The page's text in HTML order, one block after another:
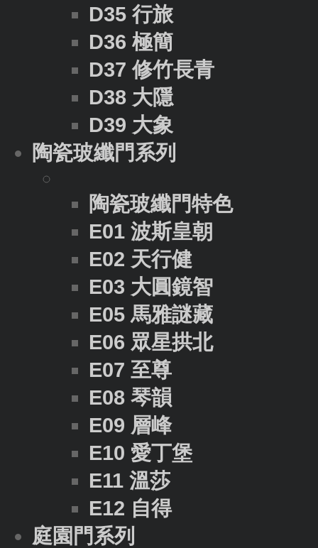
D35 行旅
D36 極簡
D37 修竹長青
D38 大隱
D39 大象
陶瓷玻纖門系列
陶瓷玻纖門特色
E01 波斯皇朝
E02 天行健
E03 大圓鏡智
E05 馬雅謎藏
E06 眾星拱北
E07 至尊
E08 琴韻
E09 層峰
E10 愛丁堡
E11 溫莎
E12 自得
庭園門系列